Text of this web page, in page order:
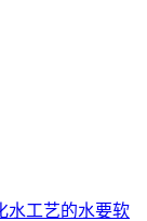
水工艺的水要软